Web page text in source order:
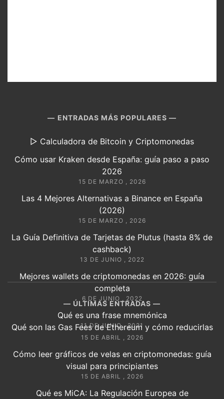
ENTRADAS MÁS POPULARES
▷ Calculadora de Bitcoin y Criptomonedas
Cómo usar Kraken desde España: guía paso a paso
2026
15 DE MARZO , 2026
Las 4 Mejores Alternativas a Binance en España
(2026)
15 DE MARZO , 2026
La Guía Definitiva de Tarjetas de Plutus (hasta 8% de
cashback)
13 DE JUNIO , 2022
Mejores wallets de criptomonedas en 2026: guía
completa
6 DE JUNIO , 2022
Qué es una frase mnemónica
11 DE JUNIO , 2021
ÚLTIMAS ENTRADAS
Qué son las Gas Fees de Ethereum y cómo reducirlas
15 DE ABRIL , 2026
Cómo leer gráficos de velas en criptomonedas: guía
visual para principiantes
15 DE ABRIL , 2026
Qué es MiCA: La Regulación Europea de